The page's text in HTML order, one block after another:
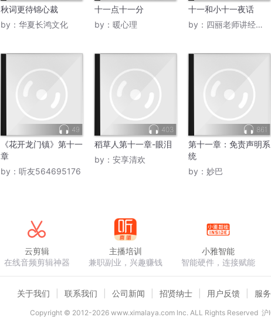
秋词更待锦心裁
by： 华夏长鸿文化
十一点十一分
by： 暖心理
十一和小十一夜话
by： 四丽老师讲经济法
49
《花开龙门镇》第十一
章
by： 听友564695176
403
稻草人第十一章-眼泪
by： 安享清欢
861
第十一章：免责声明系
统
by： 妙巴
云剪辑
在线音频剪辑神器
主播培训
兼职副业，兴趣赚钱
小雅智能
智能硬件，连接赋能
关于我们 联系我们 公司新闻 招贤纳士 用户反馈 服
Copyright © 2012-2026www.ximalaya.com lnc. ALL Rights Reserved 沪